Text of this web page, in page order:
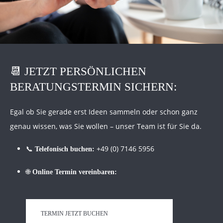
📆 JETZT PERSÖNLICHEN
BERATUNGSTERMIN SICHERN:
Egal ob Sie gerade erst Ideen sammeln oder schon ganz
genau wissen, was Sie wollen – unser Team ist für Sie da.
📞 Telefonisch buchen: +49 (0) 7146 5956
🌐 Online Termin vereinbaren:
TERMIN JETZT BUCHEN